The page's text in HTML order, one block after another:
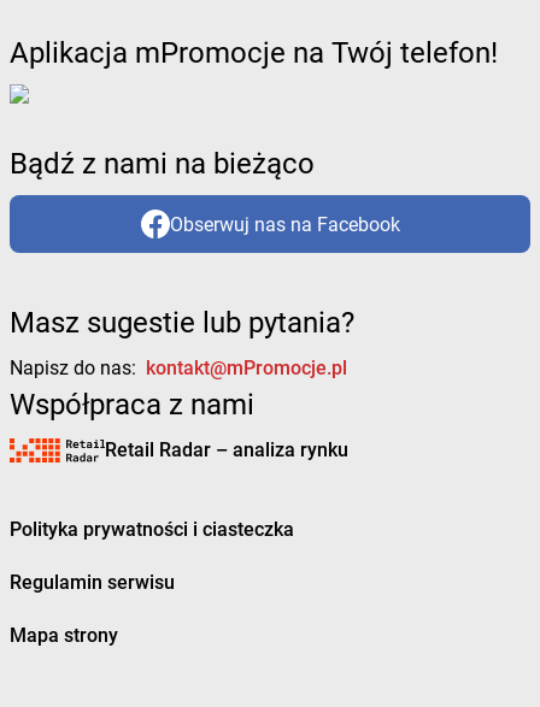
Aplikacja mPromocje na Twój telefon!
Bądź z nami na bieżąco
Obserwuj nas na Facebook
Masz sugestie lub pytania?
Napisz do nas: kontakt@mPromocje.pl
Współpraca z nami
Retail Radar – analiza rynku
Polityka prywatności i ciasteczka
Regulamin serwisu
Mapa strony